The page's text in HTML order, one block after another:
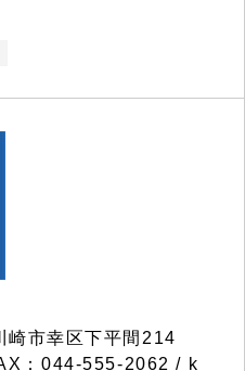
市幸区下平間214
：044-555-2062 / k